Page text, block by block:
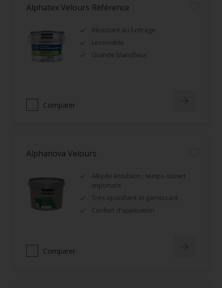
Alphatex Velours Référence
Résistant au lustrage
Lessivable
Grande blancheur
Comparer
Alphanova Velours
Alkyde émulsion : temps ouvert
important
Très opacifiant et garnissant
Confort d'application
Comparer